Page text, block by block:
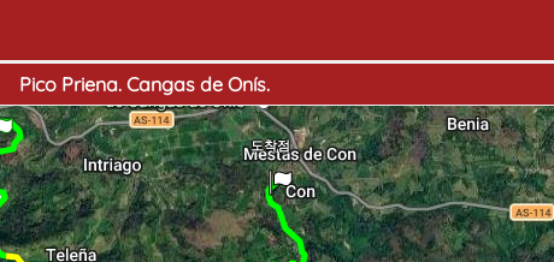
Pico Priena. Cangas de Onís.
도착점